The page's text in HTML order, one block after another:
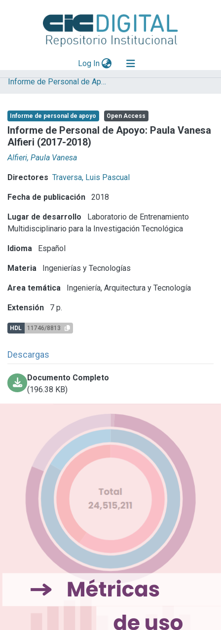
Log In(current)
Explorar
Aportar material
Statistics
Informe de Personal de Apoyo
Informe de personal de apoyo Open Access
Informe de Personal de Apoyo: Paula Vanesa
Alfieri (2017-2018)
Alfieri, Paula Vanesa
Directores Traversa, Luis Pascual
Fecha de publicación 2018
Lugar de desarrollo
Laboratorio de Entrenamiento
Multidisciplinario para la Investigación Tecnológica
Idioma Español
Materia Ingenierías y Tecnologías
Area temática Ingeniería, Arquitectura y Tecnología
Extensión 7 p.
HDL 11746/8813
Descargas
Documento Completo
(196.38 KB)